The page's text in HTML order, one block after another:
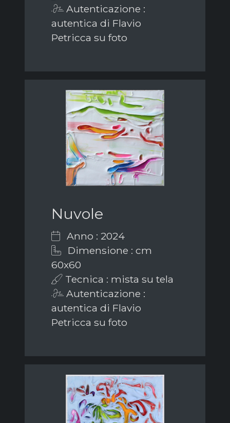
Autenticazione :
autentica di Flavio
Petricca su foto
Nuvole
Anno : 2024
Dimensione : cm
60x60
Tecnica : mista su tela
Autenticazione :
autentica di Flavio
Petricca su foto